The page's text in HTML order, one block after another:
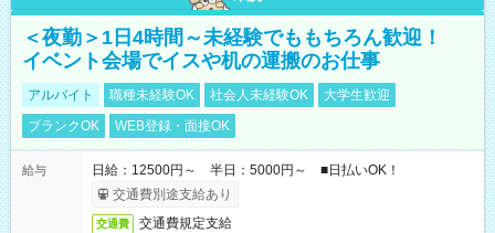
＜夜勤＞1日4時間～未経験でももちろん歓迎！
イベント会場でイスや机の運搬のお仕事
アルバイト 職種未経験OK 社会人未経験OK
大学生歓迎
ブランクOK
WEB登録・面接OK
給与
日給：12500円～ 半日：5000円～ ■日払いOK！
交通費別途支給あり
交通費 交通費規定支給